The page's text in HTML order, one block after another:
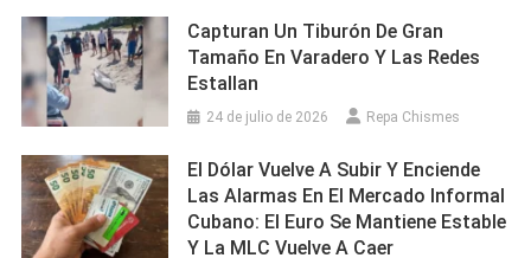
Capturan Un Tiburón De Gran
Tamaño En Varadero Y Las Redes
Estallan
24 de julio de 2026 Repa Chismes
El Dólar Vuelve A Subir Y Enciende
Las Alarmas En El Mercado Informal
Cubano: El Euro Se Mantiene Estable
Y La MLC Vuelve A Caer